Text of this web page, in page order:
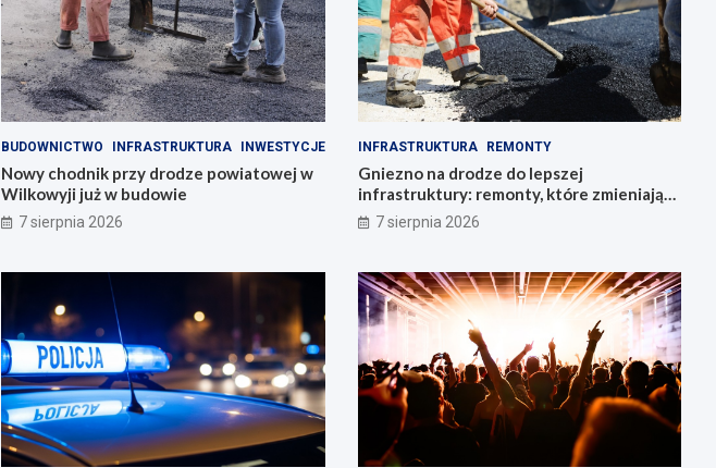
BUDOWNICTWO INFRASTRUKTURA INWESTYCJE
Nowy chodnik przy drodze powiatowej w
Wilkowyji już w budowie
7 sierpnia 2026
INFRASTRUKTURA REMONTY
Gniezno na drodze do lepszej
infrastruktury: remonty, które zmieniają
miasto
7 sierpnia 2026